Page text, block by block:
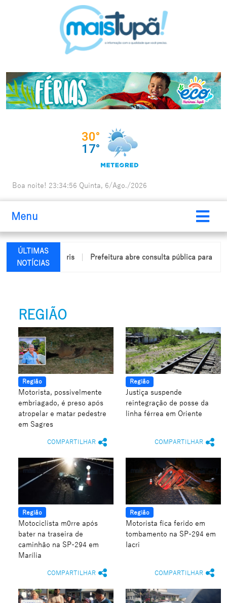
Boa noite! 23:34:57 Quinta, 6/Ago./2026
Menu
ÚLTIMAS
NOTÍCIAS
em Arco-Íris Prefeitura abre consulta pública para
REGIÃO
Região
Motorista, possivelmente
embriagado, é preso após
atropelar e matar pedestre
em Sagres
COMPARTILHAR
Região
Justiça suspende
reintegração de posse da
linha férrea em Oriente
COMPARTILHAR
Região
Motociclista m0rre após
bater na traseira de
caminhão na SP-294 em
Marília
COMPARTILHAR
Região
Motorista fica ferido em
tombamento na SP-294 em
Iacri
COMPARTILHAR